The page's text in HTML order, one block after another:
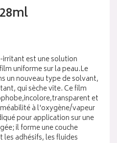
est une solution
uniforme sur la peau.Le
un nouveau type de solvant,
qui sèche vite. Ce film
et
à l'oxygène/vapeur
pour application sur une
il forme une couche
adhésifs, les fluides